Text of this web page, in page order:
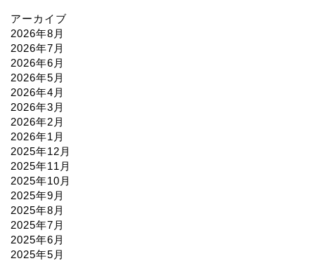
アーカイブ
2026年8月
2026年7月
2026年6月
2026年5月
2026年4月
2026年3月
2026年2月
2026年1月
2025年12月
2025年11月
2025年10月
2025年9月
2025年8月
2025年7月
2025年6月
2025年5月